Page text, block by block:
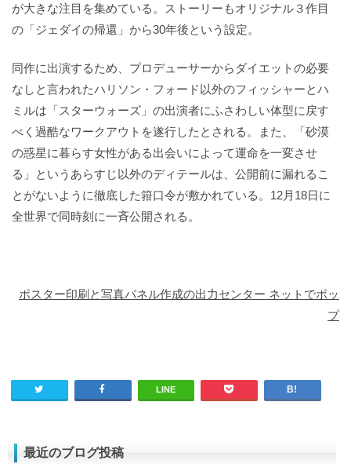
が大きな注目を集めている。ストーリーもオリジナル３作目
の「ジェダイの帰還」から30年後という設定。
同作に出演するため、プロデューサーからダイエットの必要
なしと言われたハリソン・フォード以外のフィッシャーとハ
ミルは「スターウォーズ」の出演者にふさわしい体型に戻す
べく過酷なワークアウトを遂行したとされる。また、「砂漠
の惑星に暮らす女性がある出会いによって運命を一変させ
る」というあらすじ以外のディテールは、公開前に漏れるこ
とがないように徹底した箝口令が敷かれている。12月18日に
全世界で同時刻に一斉公開される。
ポスター印刷と写真パネル作成の出力センター ネットでポッ
プ
LINE
最近のブログ投稿